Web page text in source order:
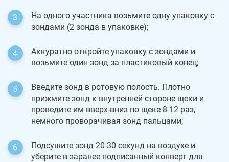
На одного участника возьмите одну упаковку с
зондами (2 зонда в упаковке);
Аккуратно откройте упаковку с зондами и
возьмите один зонд за пластиковый конец;
Введите зонд в ротовую полость. Плотно
прижмите зонд к внутренней стороне щеки и
проведите им вверх-вниз по щеке 8-12 раз,
немного проворачивая зонд пальцами;
Подсушите зонд 20-30 секунд на воздухе и
уберите в заранее подписанный конверт для